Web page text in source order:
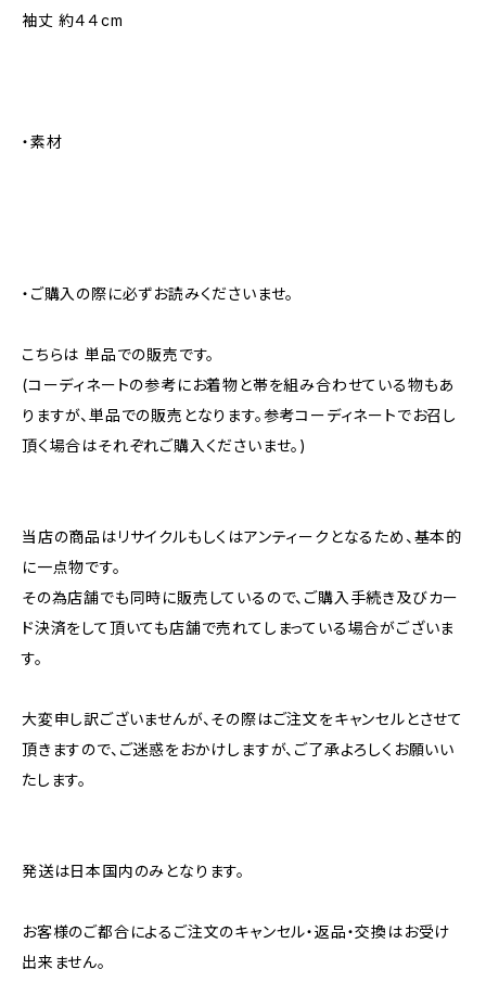
袖丈 約４４cm
・素材
・ご購入の際に必ずお読みくださいませ。
こちらは 単品での販売です。
(コーディネートの参考にお着物と帯を組み合わせている物もあ
りますが、単品での販売となります。参考コーディネートでお召し
頂く場合はそれぞれご購入くださいませ。)
当店の商品はリサイクルもしくはアンティークとなるため、基本的
に一点物です。
その為店舗でも同時に販売しているので、ご購入手続き及びカー
ド決済をして頂いても店舗で売れてしまっている場合がございま
す。
大変申し訳ございませんが、その際はご注文をキャンセルとさせて
頂きますので、ご迷惑をおかけしますが、ご了承よろしくお願いい
たします。
発送は日本国内のみとなります。
お客様のご都合によるご注文のキャンセル・返品・交換はお受け
出来ません。